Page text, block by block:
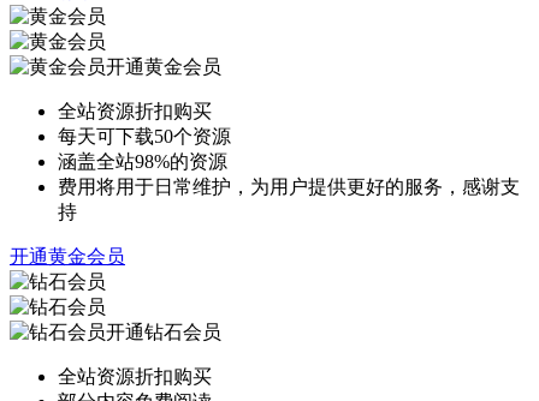
开通黄金会员
全站资源折扣购买
每天可下载50个资源
涵盖全站98%的资源
费用将用于日常维护，为用户提供更好的服务，感谢支
持
开通黄金会员
开通钻石会员
全站资源折扣购买